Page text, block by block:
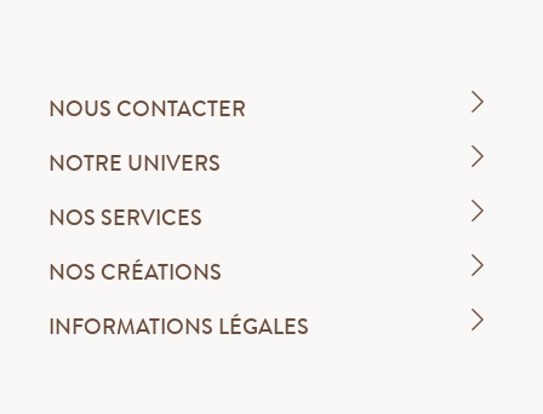
NOUS CONTACTER
NOTRE UNIVERS
NOS SERVICES
NOS CRÉATIONS
INFORMATIONS LÉGALES